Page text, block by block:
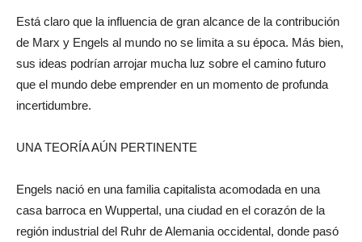
Está claro que la influencia de gran alcance de la contribución
de Marx y Engels al mundo no se limita a su época. Más bien,
sus ideas podrían arrojar mucha luz sobre el camino futuro
que el mundo debe emprender en un momento de profunda
incertidumbre.
UNA TEORÍA AÚN PERTINENTE
Engels nació en una familia capitalista acomodada en una
casa barroca en Wuppertal, una ciudad en el corazón de la
región industrial del Ruhr de Alemania occidental, donde pasó